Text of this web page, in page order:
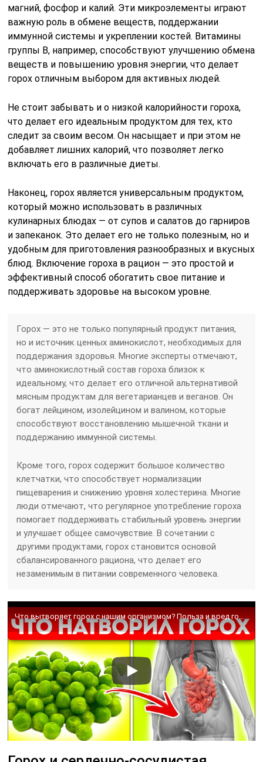
магний, фосфор и калий. Эти микроэлементы играют
важную роль в обмене веществ, поддержании
иммунной системы и укреплении костей. Витамины
группы B, например, способствуют улучшению обмена
веществ и повышению уровня энергии, что делает
горох отличным выбором для активных людей.
Не стоит забывать и о низкой калорийности гороха,
что делает его идеальным продуктом для тех, кто
следит за своим весом. Он насыщает и при этом не
добавляет лишних калорий, что позволяет легко
включать его в различные диеты.
Наконец, горох является универсальным продуктом,
который можно использовать в различных
кулинарных блюдах — от супов и салатов до гарниров
и запеканок. Это делает его не только полезным, но и
удобным для приготовления разнообразных и вкусных
блюд. Включение гороха в рацион — это простой и
эффективный способ обогатить свое питание и
поддерживать здоровье на высоком уровне.
Горох — это не только популярный продукт питания,
но и источник ценных аминокислот, необходимых для
поддержания здоровья. Многие эксперты отмечают,
что аминокислотный состав гороха близок к
идеальному, что делает его отличной альтернативой
мясным продуктам для вегетарианцев и веганов. Он
богат лейцином, изолейцином и валином, которые
способствуют восстановлению мышечной ткани и
поддержанию иммунной системы.
Кроме того, горох содержит большое количество
клетчатки, что способствует нормализации
пищеварения и снижению уровня холестерина. Многие
люди отмечают, что регулярное употребление гороха
помогает поддерживать стабильный уровень энергии
и улучшает общее самочувствие. В сочетании с
другими продуктами, горох становится основой
сбалансированного рациона, что делает его
незаменимым в питании современного человека.
Что вытворяет горох с нашим организмом? Польза и вред гороха